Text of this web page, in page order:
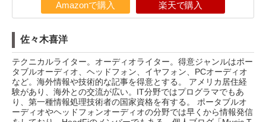
Amazonで購入 楽天で購入
佐々木喜洋
テクニカルライター。オーディオライター。得意ジャンルはポー
タブルオーディオ、ヘッドフォン、イヤフォン、PCオーディオ
など。海外情報や技術的な記事を得意とする。 アメリカ居住経
験があり、海外との交流が広い。IT分野ではプログラマでもあ
り、第一種情報処理技術者の国家資格を有する。 ポータブルオ
ーディオやヘッドフォンオーディオの分野では早くから情報発信